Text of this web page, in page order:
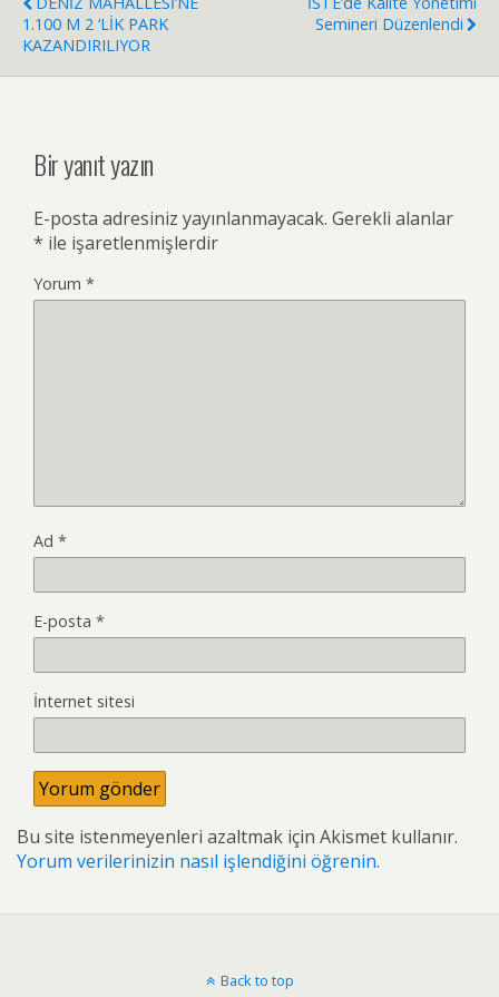
1.100 M 2 ‘LİK PARK
KAZANDIRILIYOR
Semineri Düzenlendi
Bir yanıt yazın
E-posta adresiniz yayınlanmayacak. Gerekli alanlar
* ile işaretlenmişlerdir
Yorum *
Ad *
E-posta *
İnternet sitesi
Bu site istenmeyenleri azaltmak için Akismet kullanır.
Yorum verilerinizin nasıl işlendiğini öğrenin.
Back to top